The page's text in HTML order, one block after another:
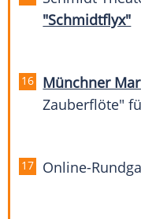
"Schmidtflyx"
Münchner
Zauberflöte"
Online-